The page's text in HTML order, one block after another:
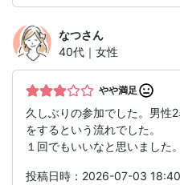
なつさん
40代｜女性
やや満足
久しぶりの参加でした。男性
をするという流れでした。
１回でもいいなと思いました。
投稿日時：2026-07-03